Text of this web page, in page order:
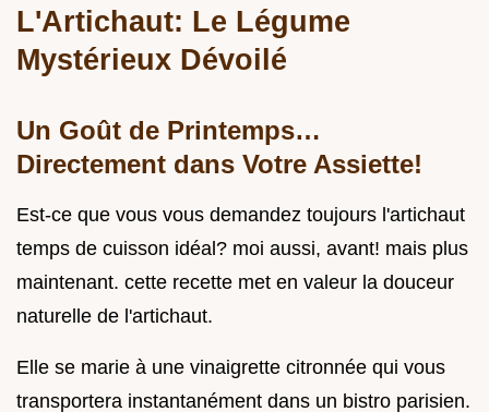
L'Artichaut: Le Légume
Mystérieux Dévoilé
Un Goût de Printemps…
Directement dans Votre Assiette!
Est-ce que vous vous demandez toujours l'artichaut
temps de cuisson idéal? moi aussi, avant! mais plus
maintenant. cette recette met en valeur la douceur
naturelle de l'artichaut.
Elle se marie à une vinaigrette citronnée qui vous
transportera instantanément dans un bistro parisien.